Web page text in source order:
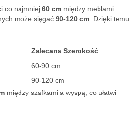
co najmniej 60 cm między meblami
może sięgać 90-120 cm . Dzięki temu
Zalecana Szerokość
60-90 cm
90-120 cm
między szafkami a wyspą, co ułatwi